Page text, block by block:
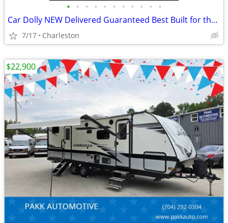
• • • • • • • • • • •
Car Dolly NEW Delivered Guaranteed Best Built for the Money in U.S.!
7/17 Charleston
$22,900